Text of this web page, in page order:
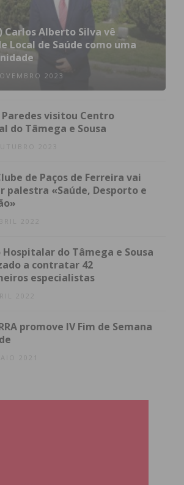
Carlos Alberto Silva vê
Local de Saúde como uma
2023
Paredes visitou Centro
do Tâmega e Sousa
2023
de Paços de Ferreira vai
palestra «Saúde, Desporto e
2022
do Tâmega e Sousa
a contratar 42
especialistas
2022
promove IV Fim de Semana
2021